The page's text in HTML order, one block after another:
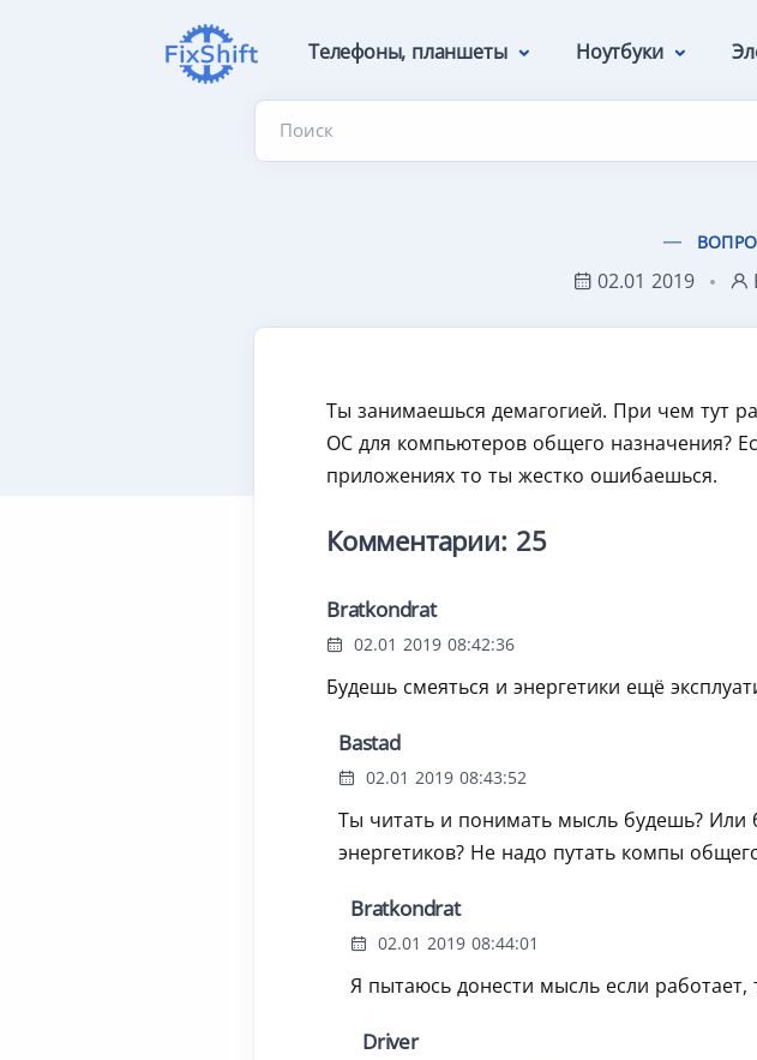
Телефоны, планшеты Ноутбуки
Поиск
02.01 2019
Ты занимаешься демагогией. При чем тут
ОС для компьютеров общего назначения?
приложениях то ты жестко ошибаешься.
Комментарии: 25
Bratkondrat
02.01 2019 08:42:36
Будешь смеяться и энергетики ещё
Bastad
02.01 2019 08:43:52
Ты читать и понимать мысль будешь? Или
энергетиков? Не надо путать компы
Bratkondrat
02.01 2019 08:44:01
Я пытаюсь донести мысль если работает,
Driver